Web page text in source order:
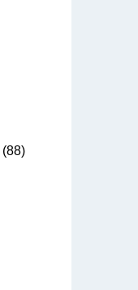
(88)